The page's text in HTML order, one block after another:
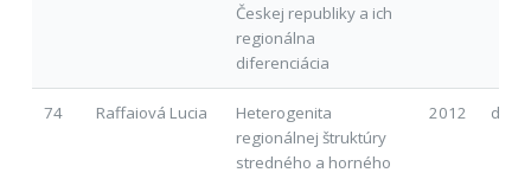
Českej republiky a ich
regionálna
diferenciácia
74 Raffaiová Lucia
Heterogenita
regionálnej štruktúry
stredného a horného
2012 d